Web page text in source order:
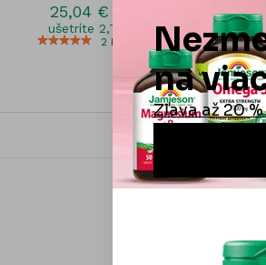
25,04 €
ušetríte 2,78 (10%)
2 Hodnotenia
Čistota je neoceniteľná